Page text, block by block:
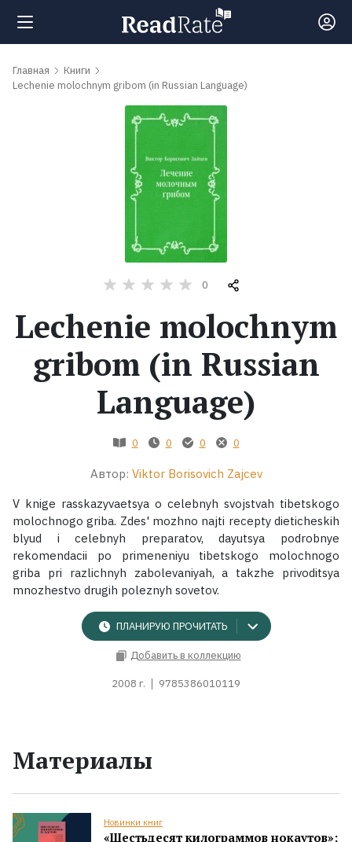
Поиск
обсуждаемые
Авторы
Жанры
Экранизации
Коллекции
Главная
Книги
Lechenie molochnym gribom (in Russian Language)
0
Lechenie molochnym
gribom (in Russian
Language)
0 0 0 0
Автор: Viktor Borisovich Zajcev
V knige rasskazyvaetsya o celebnyh svojstvah tibetskogo
molochnogo griba. Zdes' mozhno najti recepty dieticheskih
blyud i celebnyh preparatov, dayutsya podrobnye
rekomendacii po primeneniyu tibetskogo molochnogo
griba pri razlichnyh zabolevaniyah, a takzhe privoditsya
mnozhestvo drugih poleznyh sovetov.
ПЛАНИРУЮ ПРОЧИТАТЬ
Добавить в коллекцию
2008 г. 9785386010119
Материалы
Новинки книг
«Шестьдесят килограммов нокаутов»: